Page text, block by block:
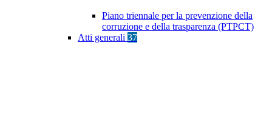
Piano triennale per la prevenzione della
corruzione e della trasparenza (PTPCT)
Atti generali 37